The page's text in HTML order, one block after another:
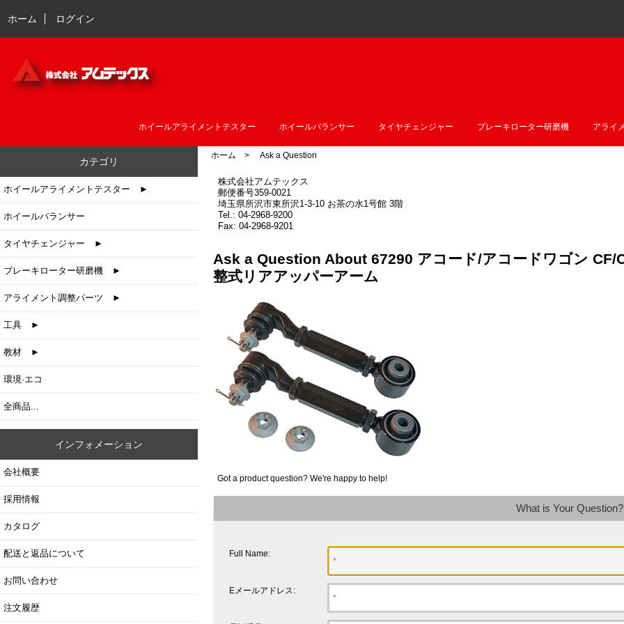
ホーム ログイン
ホイールアライメントテスター ホイールバランサー タイヤチェンジャー ブレーキローター研磨機 アライ
カテゴリ
ホイールアライメントテスター ►
ホイールバランサー
タイヤチェンジャー ►
ブレーキローター研磨機 ►
アライメント調整パーツ ►
工具 ►
教材 ►
環境·エコ
全商品...
インフォメーション
会社概要
採用情報
カタログ
配送と返品について
お問い合わせ
注文履歴
ホーム > Ask a Question
株式会社アムテックス
郵便番号359-0021
埼玉県所沢市東所沢1-3-10 お茶の水1号館 3階
Tel.: 04-2968-9200
Fax: 04-2968-9201
Ask a Question About 67290 アコード/アコードワゴン CF/
整式リアアッパーアーム
Got a product question? We're happy to help!
What is Your Question?
Full Name:
Eメールアドレス: